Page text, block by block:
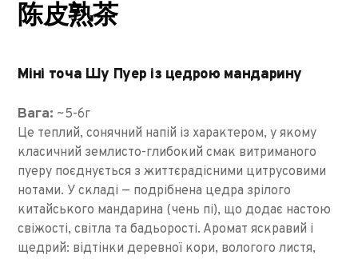
陈皮熟茶
Міні точа Шу Пуер із цедрою мандарину
Вага: ~5-6г
Це теплий, сонячний напій із характером, у якому
класичний землисто-глибокий смак витриманого
пуеру поєднується з життєрадісними цитрусовими
нотами. У складі — подрібнена цедра зрілого
китайського мандарина (чень пі), що додає настою
свіжості, світла та бадьорості. Аромат яскравий і
щедрий: відтінки деревної кори, вологого листя,